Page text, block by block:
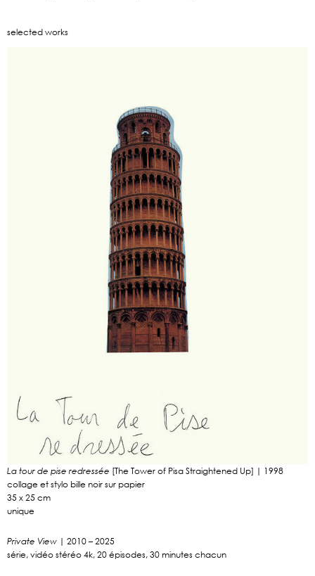
selected works
La tour de pise redressée [The Tower of Pisa Straightened Up] | 1998
collage et stylo bille noir sur papier
35 x 25 cm
unique
Private View | 2010 – 2025
série, vidéo stéréo 4k, 20 épisodes, 30 minutes chacun